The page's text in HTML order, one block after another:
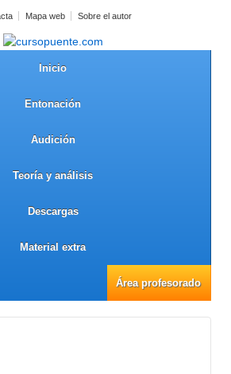
Mapa web Sobre el autor
Inicio
Entonación
Audición
Teoría y análisis
Descargas
Material extra
Área profesorado